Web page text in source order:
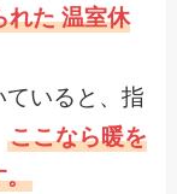
れた 温室休
いると、指
ここなら暖を
。